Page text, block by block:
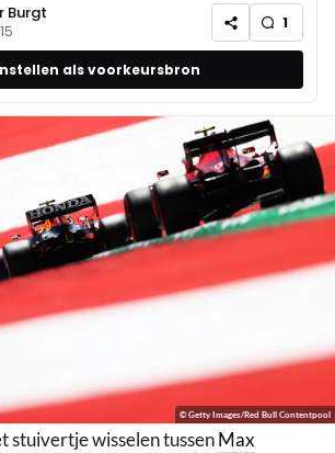
Burgt 1
als voorkeursbron
© Getty Images/Red Bull Contentpool
stuivertje wisselen tussenMax